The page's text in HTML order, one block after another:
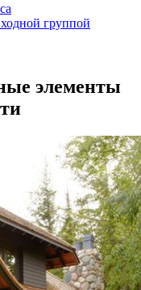
группой
элементы